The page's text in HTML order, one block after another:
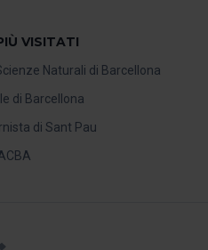
VISITATI
Naturali di Barcellona
di Barcellona
di Sant Pau